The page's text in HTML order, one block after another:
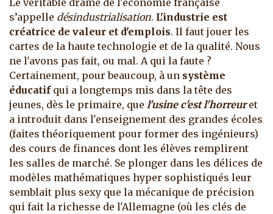
Le véritable drame de l'économie française
s’appelle désindustrialisation. L'industrie est
créatrice de valeur et d'emplois. Il faut jouer les
cartes de la haute technologie et de la qualité. Nous
ne l'avons pas fait, ou mal. A qui la faute ?
Certainement, pour beaucoup, à un système
éducatifqui a longtemps mis dans la tête des
jeunes, dès le primaire, que l'usine c'est l'horreuret
a introduit dans l'enseignement des grandes écoles
(faites théoriquement pour former des ingénieurs)
des cours de finances dont les élèves remplirent
les salles de marché. Se plonger dans les délices de
modèles mathématiques hyper sophistiqués leur
semblait plus sexy que la mécanique de précision
qui fait la richesse de l'Allemagne (où les clés de